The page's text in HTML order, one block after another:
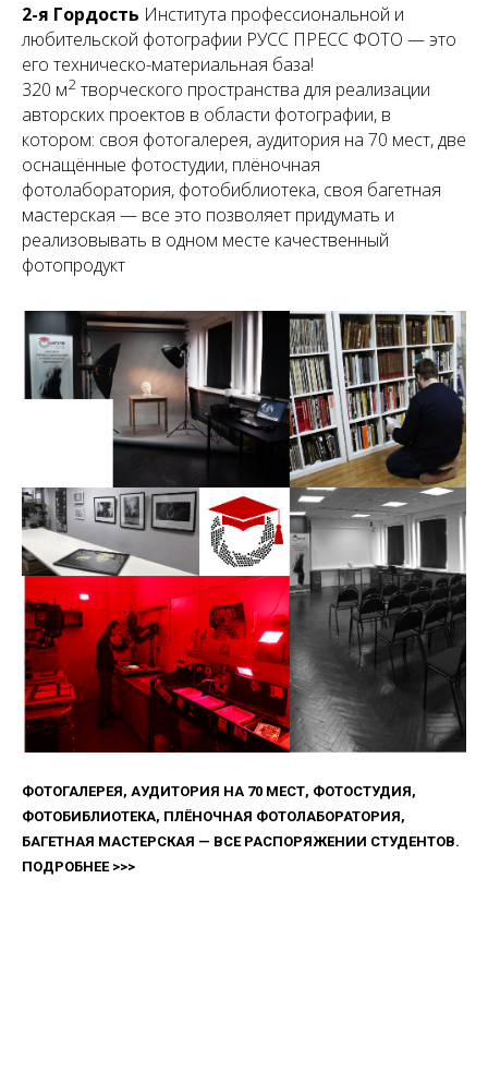
2-я Гордость Института профессиональной и
любительской фотографии РУСС ПРЕСС ФОТО — это
его техническо-материальная база!
320 м2 творческого пространства для реализации
авторских проектов в области фотографии, в
котором: своя фотогалерея, аудитория на 70 мест, две
оснащённые фотостудии, плёночная
фотолаборатория, фотобиблиотека, своя багетная
мастерская — все это позволяет придумать и
реализовывать в одном месте качественный
фотопродукт
ФОТОГАЛЕРЕЯ, АУДИТОРИЯ НА 70 МЕСТ, ФОТОСТУДИЯ,
ФОТОБИБЛИОТЕКА, ПЛЁНОЧНАЯ ФОТОЛАБОРАТОРИЯ,
БАГЕТНАЯ МАСТЕРСКАЯ — ВСЕ РАСПОРЯЖЕНИИ СТУДЕНТОВ.
ПОДРОБНЕЕ >>>